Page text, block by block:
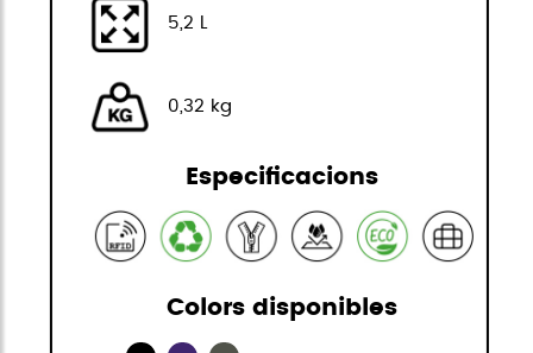
5,2 L
0,32 kg
Especificacions
Colors disponibles